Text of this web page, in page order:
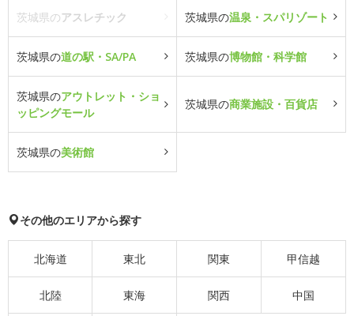
茨城県のアスレチック 茨城県の温泉・スパリゾート
茨城県の道の駅・SA/PA 茨城県の博物館・科学館
茨城県のアウトレット・ショ
ッピングモール
茨城県の商業施設・百貨店
茨城県の美術館
その他のエリアから探す
北海道 東北 関東 甲信越
北陸 東海 関西 中国